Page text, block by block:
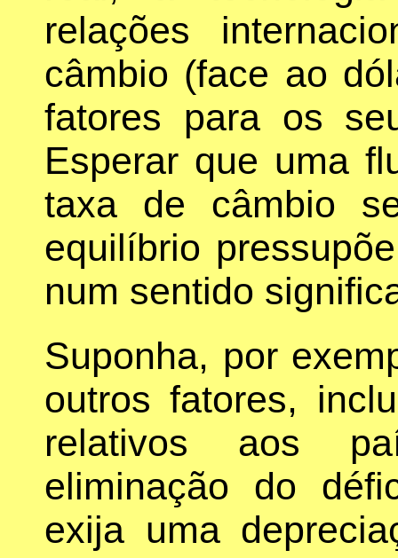
relações
câmbio (face ao
fatores para os
Esperar que uma
taxa de câmbio
equilíbrio
num sentido
Suponha, por
outros fatores,
relativos aos
eliminação do
exija uma